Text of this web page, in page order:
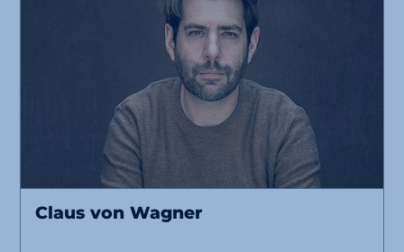
Claus von Wagner